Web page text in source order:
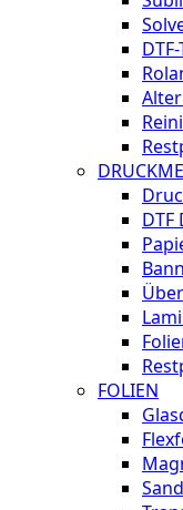
DTF
FOLIEN